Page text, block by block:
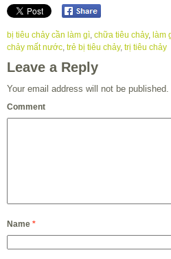
bị tiêu chảy cần làm gì chữa tiêu chảy, làm
chảy mất nước trẻ bị tiêu chảy, trị tiêu chảy
Leave a Reply
Your email address will not be published.
Comment
Name *